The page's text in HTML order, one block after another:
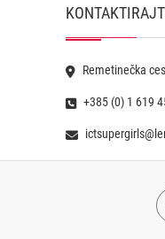
Remetinečka
+385 (0) 1 619